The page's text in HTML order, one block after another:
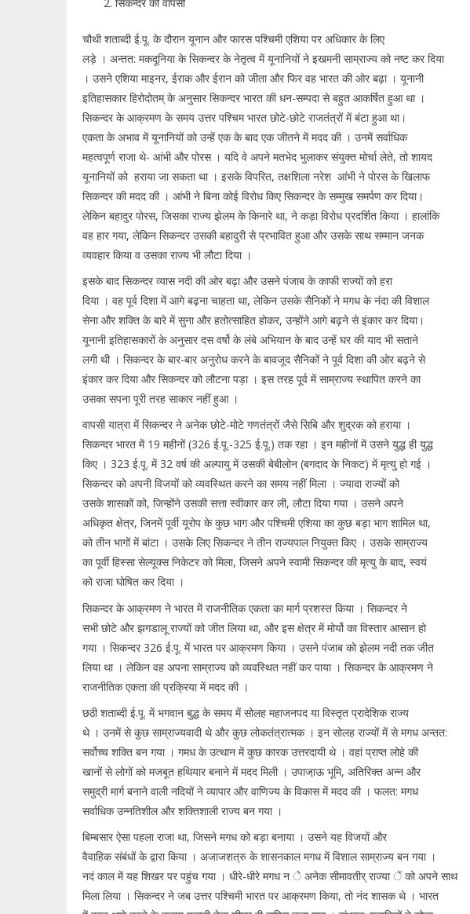
चौथी शताब्दी ई.पू. के दौरान यूनान और फारस पश्चिमी एशिया पर अधिकार के लिए
लड़े । अन्तत: मकदूनिया के सिकन्दर के नेतृत्व में यूनानियों ने इखमनी साम्राज्य को नष्ट कर दिया
। उसने एशिया माइनर, ईराक और ईरान को जीता और फिर वह भारत की ओर बढ़ा । यूनानी
इतिहासकार हिरोदोतम् के अनुसार सिकन्दर भारत की धन-सम्पदा से बहुत आकर्षित हुआ था ।
सिकन्दर के आक्रमण के समय उत्तर पश्चिम भारत छोटे-छोटे राजतंत्रों में बंटा हुआ था।
एकता के अभाव में यूनानियों को उन्हें एक के बाद एक जीतने में मदद की । उनमें सर्वाधिक
महत्वपूर्ण राजा थे- आंभी और पोरस । यदि वे अपने मतभेद भुलाकर संयुक्त मोर्चा लेते, तो शायद
यूनानियों को हराया जा सकता था । इसके विपरित, तक्षशिला नरेश आंभी ने पोरस के खिलाफ
सिकन्दर की मदद की । आंभी ने बिना कोई विरोध किए सिकन्दर के सम्मुख समर्पण कर दिया।
लेकिन बहादुर पोरस, जिसका राज्य झेलम के किनारे था, ने कड़ा विरोध प्रदर्शित किया । हालांकि
वह हार गया, लेकिन सिकन्दर उसकी बहादुरी से प्रभावित हुआ और उसके साथ सम्मान जनक
व्यवहार किया व उसका राज्य भी लौटा दिया ।
इसके बाद सिकन्दर व्यास नदी की ओर बढ़ा और उसने पंजाब के काफी राज्यों को हरा
दिया । वह पूर्व दिशा में आगे बढ़ना चाहता था, लेकिन उसके सैनिकों ने मगध के नंदा की विशाल
सेना और शक्ति के बारे में सुना और हतोत्साहित होकर, उन्होंने आगे बढ़ने से इंकार कर दिया।
यूनानी इतिहासकारों के अनुसार दस वर्षो के लंबे अभियान के बाद उन्हें घर की याद भी सताने
लगी थी । सिकन्दर के बार-बार अनुरोध करने के बावजूद सैनिकों ने पूर्व दिशा की ओर बढ़ने से
इंकार कर दिया और सिकन्दर को लौटना पड़ा । इस तरह पूर्व में साम्राज्य स्थापित करने का
उसका सपना पूरी तरह साकार नहीं हुआ ।
वापसी यात्रा में सिकन्दर ने अनेक छोटे-मोटे गणतंत्रों जैसे सिबि और शुद्रक को हराया ।
सिकन्दर भारत में 19 महीनों (326 ई.पू.-325 ई.पू.) तक रहा । इन महीनों में उसने युद्ध ही युद्ध
किए । 323 ई.पू. में 32 वर्ष की अल्पायु में उसकी बेबीलोन (बगदाद के निकट) में मृत्यु हो गई ।
सिकन्दर को अपनी विजयों को व्यवस्थित करने का समय नहीं मिला । ज्यादा राज्यों को
उसके शासकों को, जिन्होंने उसकी सत्ता स्वीकार कर ली, लौटा दिया गया । उसने अपने
अधिकृत क्षेत्र, जिनमें पूर्वी यूरोप के कुछ भाग और पश्चिमी एशिया का कुछ बड़ा भाग शामिल था,
को तीन भागों में बांटा । उसके लिए सिकन्दर ने तीन राज्यपाल नियुक्त किए । उसके साम्राज्य
का पूर्वी हिस्सा सेल्यूक्स निकेटर को मिला, जिसने अपने स्वामी सिकन्दर की मृत्यु के बाद, स्वयं
को राजा घोषित कर दिया ।
सिकन्दर के आक्रमण ने भारत में राजनीतिक एकता का मार्ग प्रशस्त किया । सिकन्दर ने
सभी छोटे और झगडालू राज्यों को जीत लिया था, और इस क्षेत्र में मोर्यो का विस्तार आसान हो
गया । सिकन्दर 326 ई.पू. में भारत पर आक्रमण किया । उसने पंजाब को झेलम नदी तक जीत
लिया था । लेकिन वह अपना साम्राज्य को व्यवस्थित नहीं कर पाया । सिकन्दर के आक्रमण ने
राजनीतिक एकता की प्रक्रिया में मदद की ।
छठी शताब्दी ई.पू. में भगवान बुद्ध के समय में सोलह महाजनपद या विस्तृत प्रादेशिक राज्य
थे । उनमें से कुछ साम्राज्यवादी थे और कुछ लोकतंत्रात्मक । इन सोलह राज्यों में से मगध अन्तत:
सर्वोच्च शक्ति बन गया । गमध के उत्थान में कुछ कारक उत्तरदायी थे । वहां प्राप्त लोहे की
खानों से लोगों को मजबूत हथियार बनाने में मदद मिली । उपाजा़ऊ भूमि, अतिरिक्त अन्न और
समुद्री मार्ग बनाने वाली नदियों ने व्यापार और वाणिज्य के विकास में मदद की । फलत: मगध
सर्वाधिक उन्नतिशील और शक्तिशाली राज्य बन गया ।
बिम्बसार ऐसा पहला राजा था, जिसने मगध को बड़ा बनाया । उसने यह विजयों और
वैवाहिक संबंधों के द्वारा किया । अजाजशत्रु के शासनकाल मगध में विशाल साम्राज्य बन गया ।
नदं काल में यह शिखर पर पहुंच गया । धीरे-धीरे मगध न े अनेक सीमावतीर् राज्या ें को अपने साथ
मिला लिया । सिकन्दर ने जब उत्तर पश्चिमी भारत पर आक्रमण किया, तो नंद शासक थे । भारत